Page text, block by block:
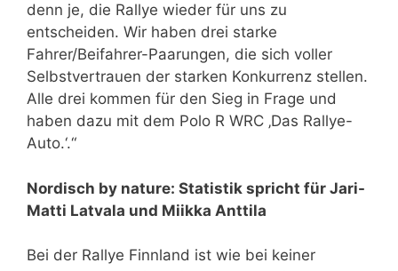
denn je, die Rallye wieder für uns zu
entscheiden. Wir haben drei starke
Fahrer/Beifahrer-Paarungen, die sich voller
Selbstvertrauen der starken Konkurrenz stellen.
Alle drei kommen für den Sieg in Frage und
haben dazu mit dem Polo R WRC ‚Das Rallye-
Auto.‘.“
Nordisch by nature: Statistik spricht für Jari-
Matti Latvala und Miikka Anttila
Bei der Rallye Finnland ist wie bei keiner